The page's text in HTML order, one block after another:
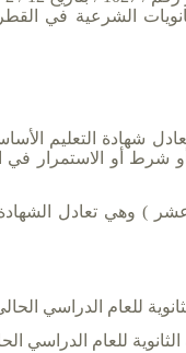
الشرعية في
شهادة التعليم
أو الاستمرار في
) وهي تعادل الشهادة